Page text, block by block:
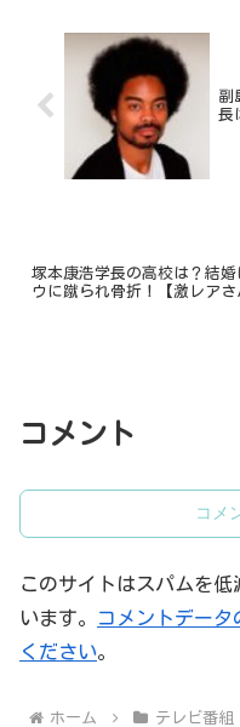
副
長
塚本康浩学長の高校は？結婚
ウに蹴られ骨折！【激レア
コメント
コメ
このサイトはスパムを
います。
コメントデー
ください。
ホーム テレビ番組